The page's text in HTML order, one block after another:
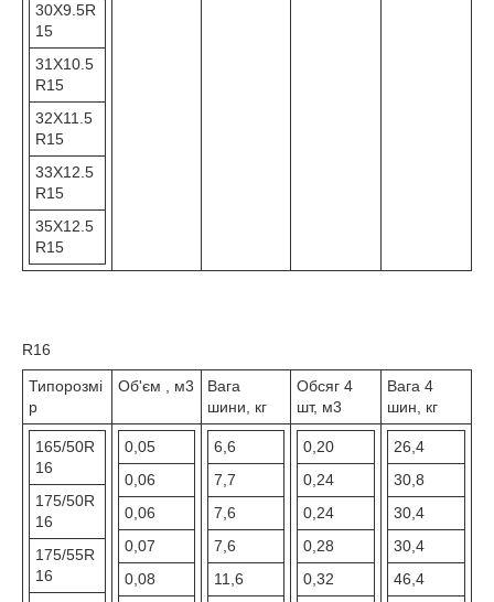
30X9.5R
15
31X10.5
R15
32X11.5
R15
33X12.5
R15
35X12.5
R15
R16
Типорозмі
р
Об'єм , м3
Вага
шини, кг
Обсяг 4
шт, м3
Вага 4
шин, кг
165/50R
16
175/50R
16
175/55R
16
0,05
0,06
0,06
0,07
0,08
6,6
7,7
7,6
7,6
11,6
0,20
0,24
0,24
0,28
0,32
26,4
30,8
30,4
30,4
46,4